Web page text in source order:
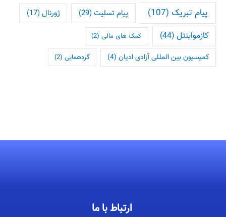
پیام تبریک(107) پیام تسلیت(29) ژورنال(17)
کازمواینتل (44) کمک های مالی(2)
کمیسیون بین المللی آزادی ادیان (4) گردهمایی(2)
ارتباط با ما